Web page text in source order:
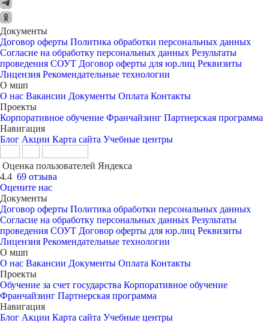
Документы
Договор оферты Политика обработки персональных данных
Согласие на обработку персональных данных Результаты
проведения СОУТ Договор оферты для юр.лиц Реквизиты
Лицензия Рекомендательные технологии
О мшп
О нас Вакансии Документы Оплата Контакты
Проекты
Корпоративное обучение Франчайзинг Партнерская программа
Навигация
Блог Акции Карта сайта Учебные центры
Оценка пользователей Яндекса
4.4 69 отзыва
Оцените нас
Документы
Договор оферты Политика обработки персональных данных
Согласие на обработку персональных данных Результаты
проведения СОУТ Договор оферты для юр.лиц Реквизиты
Лицензия Рекомендательные технологии
О мшп
О нас Вакансии Документы Оплата Контакты
Проекты
Обучение за счет государства Корпоративное обучение
Франчайзинг Партнерская программа
Навигация
Блог Акции Карта сайта Учебные центры